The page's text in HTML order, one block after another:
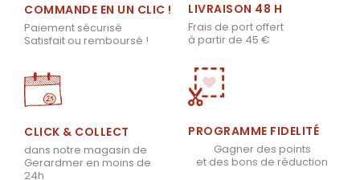
COMMANDE EN UN CLIC !
Paiement sécurisé
Satisfait ou remboursé !
LIVRAISON 48 H
Frais de port offert
à partir de 45 €
CLICK & COLLECT
dans notre magasin de
Gerardmer en moins de
24h
PROGRAMME FIDELITÉ
Gagner des points
et des bons de réduction